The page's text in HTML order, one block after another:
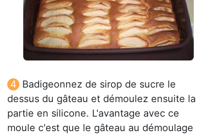
Badigeonnez de sirop de sucre le
dessus du gâteau et démoulez ensuite la
partie en silicone. L'avantage avec ce
moule c'est que le gâteau au démoulage